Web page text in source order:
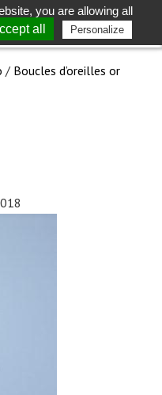
Toggle
search
/ Boucles d’oreilles or
you are allowing all
all Personalize